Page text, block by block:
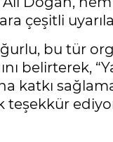
çeşitli
bu tür
belirterek,
katkı
teşekkür